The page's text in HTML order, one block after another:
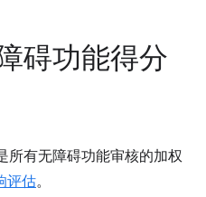
碍功能得分
所有无障碍功能审核的加权
评估。